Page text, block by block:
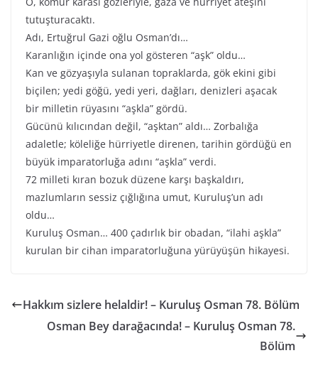
tutuşturacaktı.
Adı, Ertuğrul Gazi oğlu Osman’dı…
Karanlığın içinde ona yol gösteren “aşk” oldu…
Kan ve gözyaşıyla sulanan topraklarda, gök ekini gibi
biçilen; yedi göğü, yedi yeri, dağları, denizleri aşacak
bir milletin rüyasını “aşkla” gördü.
Gücünü kılıcından değil, “aşktan” aldı… Zorbalığa
adaletle; köleliğe hürriyetle direnen, tarihin gördüğü en
büyük imparatorluğa adını “aşkla” verdi.
72 milleti kıran bozuk düzene karşı başkaldırı,
mazlumların sessiz çığlığına umut, Kuruluş’un adı
oldu…
Kuruluş Osman… 400 çadırlık bir obadan, “ilahi aşkla”
kurulan bir cihan imparatorluğuna yürüyüşün hikayesi.
Hakkım sizlere helaldir! – Kuruluş Osman 78. Bölüm
Osman Bey darağacında! – Kuruluş Osman 78.
Bölüm